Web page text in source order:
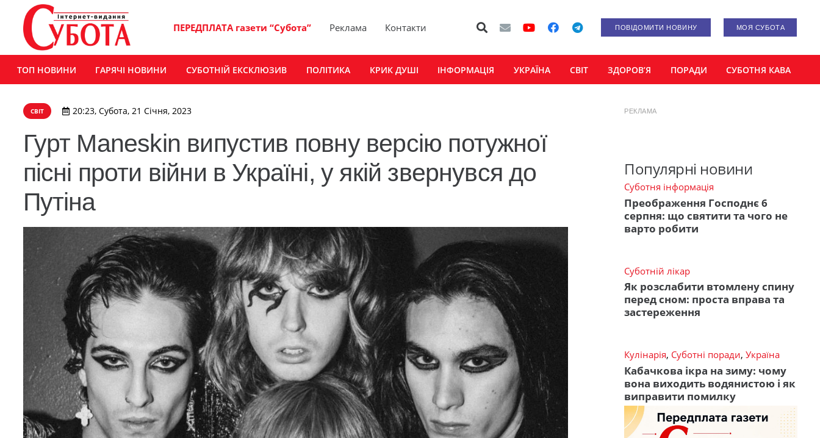
ПЕРЕДПЛАТА газети “Субота” Реклама Контакти ПОВІДОМИТИ НОВИНУ МОЯ СУБОТА
ТОП НОВИНИ ГАРЯЧІ НОВИНИ СУБОТНІЙ ЕКСКЛЮЗИВ ПОЛІТИКА КРИК ДУШІ ІНФОРМАЦІЯ УКРАЇНА СВІТ ЗДОРОВ’Я ПОРАДИ СУБОТНЯ КАВА
СВІТ 20:23, Субота, 21 Січня, 2023
Гурт Maneskin випустив повну версію потужної
пісні проти війни в Україні, у якій звернувся до
Путіна
РЕКЛАМА
Популярні новини
Суботня інформація
Преображення Господнє 6
серпня: що святити та чого не
варто робити
Суботній лікар
Як розслабити втомлену спину
перед сном: проста вправа та
застереження
Кулінарія, Суботні поради, Україна
Кабачкова ікра на зиму: чому
вона виходить водянистою і як
виправити помилку